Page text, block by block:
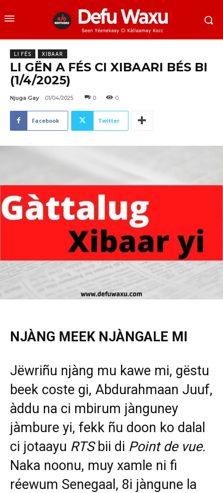
LI FËS XIBAAR
LI GËN A FÉS CI XIBAARI BÉS BI
(1/4/2025)
Njuga Gay 01/04/2025 0 0
Facebook Twitter
NJÀNG MEEK NJÀNGALE MI
Jëwriñu njàng mu kawe mi, gëstu
beek coste gi, Abdurahmaan Juuf,
àddu na ci mbirum jànguney
jàmbure yi, fekk ñu doon ko dalal
ci jotaayu RTS bii di Point de vue.
Naka noonu, muy xamle ni fi
réewum Senegaal, 8i jàngune la